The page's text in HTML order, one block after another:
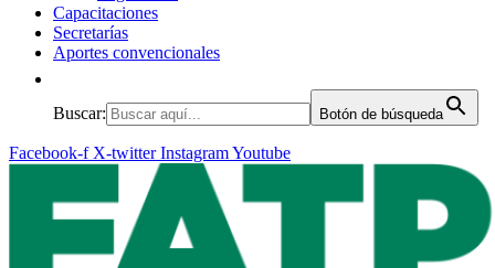
Capacitaciones
Secretarías
Aportes convencionales
Buscar: Botón de búsqueda
Facebook-f X-twitter InstagramYoutube